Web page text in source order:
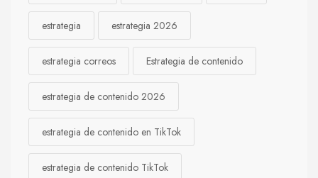
estrategia estrategia 2026
estrategia correos Estrategia de contenido
estrategia de contenido 2026
estrategia de contenido en TikTok
estrategia de contenido TikTok